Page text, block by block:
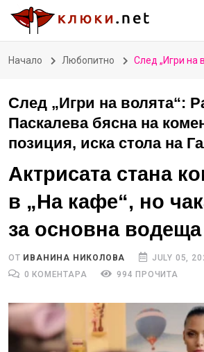
Начало Любопитно След „Игри на волята“: Ралица
След „Игри на волята“:
Паскалева бясна на
позиция, иска стола на
Актрисата стана
в „На кафе“, но
за основна водеща
ОТ ИВАНИНА НИКОЛОВА
JULY 05,
0 КОМЕНТАРА
994 ПРОЧИТА